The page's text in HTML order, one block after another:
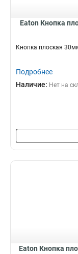
Eaton Кнопка
Кнопка плоская
Подробнее
Наличие: Нет на
Eaton Кнопка